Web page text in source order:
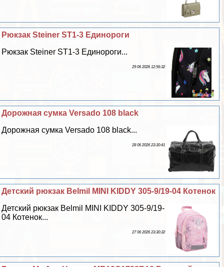
Рюкзак Steiner ST1-3 Единороги
Рюкзак Steiner ST1-3 Единороги...
29 06 2026 12:56:32
Дорожная сумка Versado 108 black
Дорожная сумка Versado 108 black...
28 06 2026 23:30:41
Детский рюкзак Belmil MINI KIDDY 305-9/19-04 Котенок
Детский рюкзак Belmil MINI KIDDY 305-9/19-
04 Котенок...
27 06 2026 23:30:32